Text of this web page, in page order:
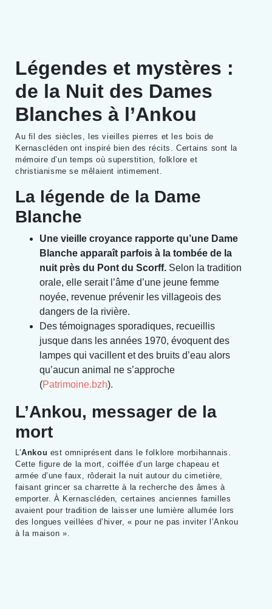
Légendes et mystères :
de la Nuit des Dames
Blanches à l’Ankou
Au fil des siècles, les vieilles pierres et les bois de
Kernascléden ont inspiré bien des récits. Certains sont la
mémoire d’un temps où superstition, folklore et
christianisme se mêlaient intimement.
La légende de la Dame
Blanche
Une vieille croyance rapporte qu’une Dame
Blanche apparaît parfois à la tombée de la
nuit près du Pont du Scorff. Selon la tradition
orale, elle serait l’âme d’une jeune femme
noyée, revenue prévenir les villageois des
dangers de la rivière.
Des témoignages sporadiques, recueillis
jusque dans les années 1970, évoquent des
lampes qui vacillent et des bruits d’eau alors
qu’aucun animal ne s’approche
(Patrimoine.bzh).
L’Ankou, messager de la
mort
L’Ankou est omniprésent dans le folklore morbihannais.
Cette figure de la mort, coiffée d’un large chapeau et
armée d’une faux, rôderait la nuit autour du cimetière,
faisant grincer sa charrette à la recherche des âmes à
emporter. À Kernascléden, certaines anciennes familles
avaient pour tradition de laisser une lumière allumée lors
des longues veillées d’hiver, « pour ne pas inviter l’Ankou
à la maison ».